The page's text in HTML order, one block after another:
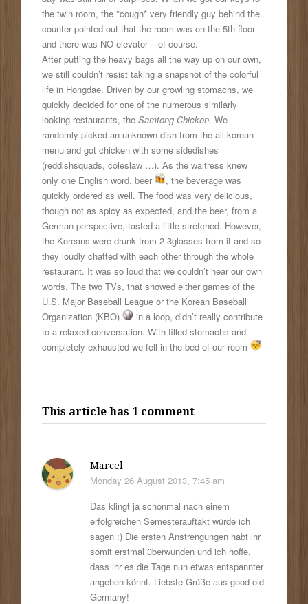
the twin room, the *cough* very friendly guy behind the
counter pointed out that the room was on the 5th floor
and there was NO elevator – of course.
After putting the heavy bags all the way up on our own,
we still couldn’t resist taking a snapshot of the colorful
life in Hongdae. Driven by our growling stomachs, we
quickly decided for one of the numerous similarly
looking restaurants, the Samtong Chicken. We
randomly picked an unknown dish from the all-korean
menu and got chicken with some sidedishes
(reddishsquads, coleslaw …). As the waitress knew
only one English word, beer
, the beverage was
quickly ordered as well. The food was very delicious,
though not as spicy as expected, and the beer, from a
German perspective, tasted a little stretched. However,
the Koreans were drunk from 2-3glasses from it and so
they loudly chatted with each other through the whole
restaurant. It was so loud that we couldn’t hear our own
words. The two TVs, that showed either games of the
U.S. Major Baseball League or the Korean Baseball
Organization (KBO)
in a loop, didn’t really contribute
to a relaxed conversation. With filled stomachs and
completely exhausted we fell in the bed of our room
This article has 1 comment
Marcel
Monday 26 August 2013, 7:45 am
Das klingt ja schonmal nach einem
erfolgreichen Semesterauftakt würde ich
sagen :) Die ersten Anstrengungen habt ihr
somit erstmal überwunden und ich hoffe,
dass ihr es die Tage nun etwas entspannter
angehen könnt. Liebste Grüße aus good old
Germany!